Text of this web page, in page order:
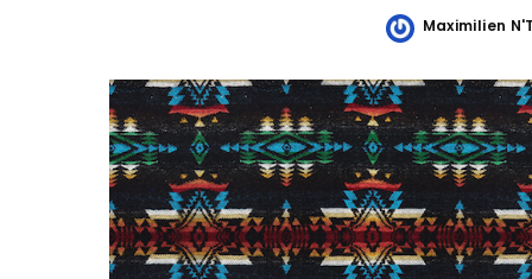
Posted
Maximilien